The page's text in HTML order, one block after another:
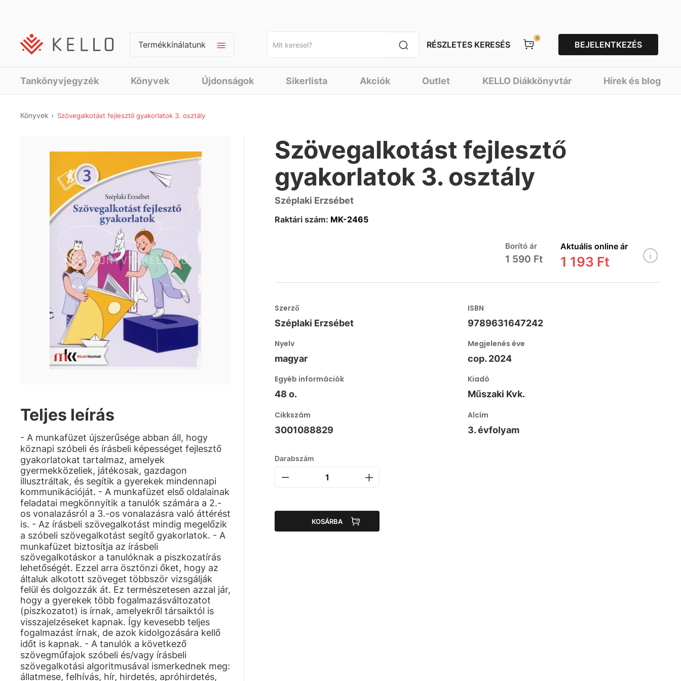
Termékkínálatunk RÉSZLETES KERESÉS
0
BEJELENTKEZÉS
Tankönyvjegyzék Könyvek Újdonságok Sikerlista Akciók Outlet KELLO Diákkönyvtár Hírek és blog
Könyvek Szövegalkotást fejlesztő gyakorlatok 3. osztály
Teljes leírás
- A munkafüzet újszerűsége abban áll, hogy
köznapi szóbeli és írásbeli képességet fejlesztő
gyakorlatokat tartalmaz, amelyek
gyermekközeliek, játékosak, gazdagon
illusztráltak, és segítik a gyerekek mindennapi
kommunikációját. - A munkafüzet első oldalainak
feladatai megkönnyítik a tanulók számára a 2.-
os vonalazásról a 3.-os vonalazásra való áttérést
is. - Az írásbeli szövegalkotást mindig megelőzik
a szóbeli szövegalkotást segítő gyakorlatok. - A
munkafüzet biztosítja az írásbeli
szövegalkotáskor a tanulóknak a piszkozatírás
lehetőségét. Ezzel arra ösztönzi őket, hogy az
általuk alkotott szöveget többször vizsgálják
felül és dolgozzák át. Ez természetesen azzal jár,
hogy a gyerekek több fogalmazásváltozatot
(piszkozatot) is írnak, amelyekről társaiktól is
visszajelzéseket kapnak. Így kevesebb teljes
fogalmazást írnak, de azok kidolgozására kellő
időt is kapnak. - A tanulók a következő
szövegműfajok szóbeli és/vagy írásbeli
szövegalkotási algoritmusával ismerkednek meg:
állatmese, felhívás, hír, hirdetés, apróhirdetés,
Szövegalkotást fejlesztő
gyakorlatok 3. osztály
Széplaki Erzsébet
Raktári szám: MK-2465
Borító ár
1 590 Ft
Aktuális online ár
1 193 Ft
Szerző
Széplaki Erzsébet
ISBN
9789631647242
Nyelv
magyar
Megjelenés éve
cop. 2024
Egyéb információk
48 o.
Kiadó
Műszaki Kvk.
Cikkszám
3001088829
Alcím
3. évfolyam
Darabszám
KOSÁRBA